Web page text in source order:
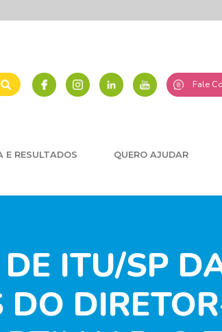
Fale
E RESULTADOS QUERO AJUDAR
ITU/SP